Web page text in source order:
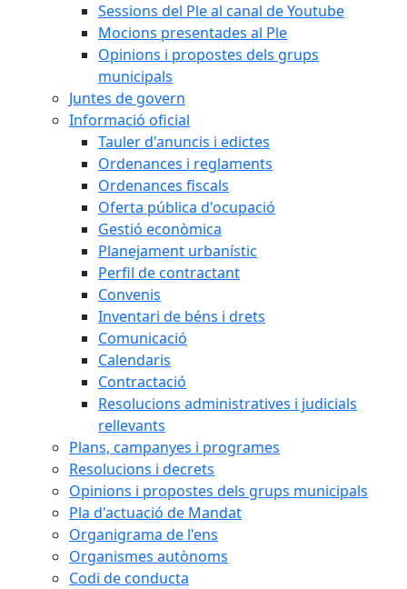
Sessions del Ple al canal de Youtube
Mocions presentades al Ple
Opinions i propostes dels grups
municipals
Juntes de govern
Informació oficial
Tauler d'anuncis i edictes
Ordenances i reglaments
Ordenances fiscals
Oferta pública d'ocupació
Gestió econòmica
Planejament urbanístic
Perfil de contractant
Convenis
Inventari de béns i drets
Comunicació
Calendaris
Contractació
Resolucions administratives i judicials
rellevants
Plans, campanyes i programes
Resolucions i decrets
Opinions i propostes dels grups municipals
Pla d'actuació de Mandat
Organigrama de l'ens
Organismes autònoms
Codi de conducta